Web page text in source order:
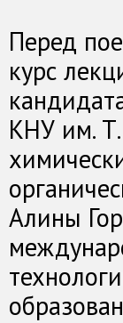
Перед
курс
КНУ им.
Алины